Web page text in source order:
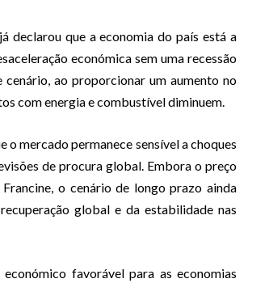
declarou que a economia do país está a
económica sem uma recessão
ao proporcionar um aumento no
com energia e combustível diminuem.
o mercado permanece sensível a choques
de procura global. Embora o preço
o cenário de longo prazo ainda
global e da estabilidade nas
favorável para as economias